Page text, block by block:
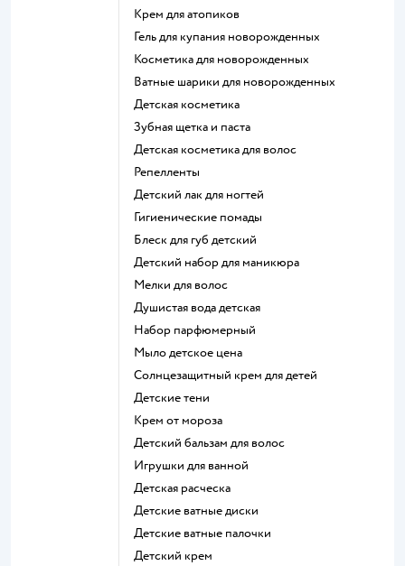
крем для атопиков
гель для купания новорожденных
косметика для новорожденных
ватные шарики для новорожденных
детская косметика
зубная щетка и паста
детская косметика для волос
репелленты
детский лак для ногтей
гигиенические помады
блеск для губ детский
детский набор для маникюра
мелки для волос
душистая вода детская
набор парфюмерный
мыло детское цена
солнцезащитный крем для детей
детские тени
крем от мороза
детский бальзам для волос
игрушки для ванной
детская расческа
детские ватные диски
детские ватные палочки
детский крем